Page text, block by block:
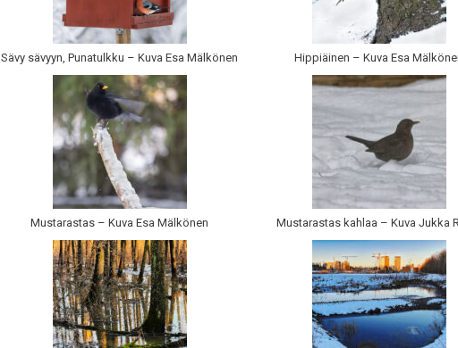
Sävy sävyyn, Punatulkku – Kuva Esa Mälkönen Hippiäinen – Kuva Esa
Mustarastas – Kuva Esa Mälkönen Mustarastas kahlaa – Kuva Jukka